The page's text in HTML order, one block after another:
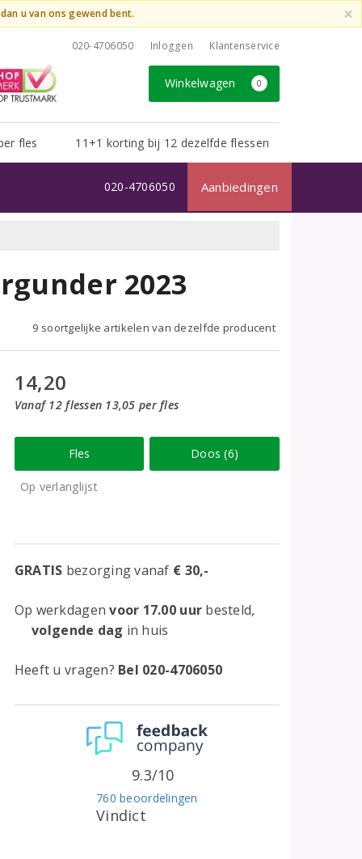
u van ons gewend bent. ×
020-4706050 Inloggen Klantenservice
Winkelwagen 0
fles 11+1 korting bij 12 dezelfde flessen
Aanbiedingen
020-4706050
2023
9 soortgelijke artikelen van dezelfde producent
14,20
Vanaf 12 flessen 13,05 per fles
Fles Doos (6)
Op verlanglijst
GRATIS bezorging vanaf € 30,-
Op werkdagenvoor 17.00 uur besteld,
volgende dag in huis
Heeft u vragen? Bel 020-4706050
Vindict
760 beoordelingen
9.3/10